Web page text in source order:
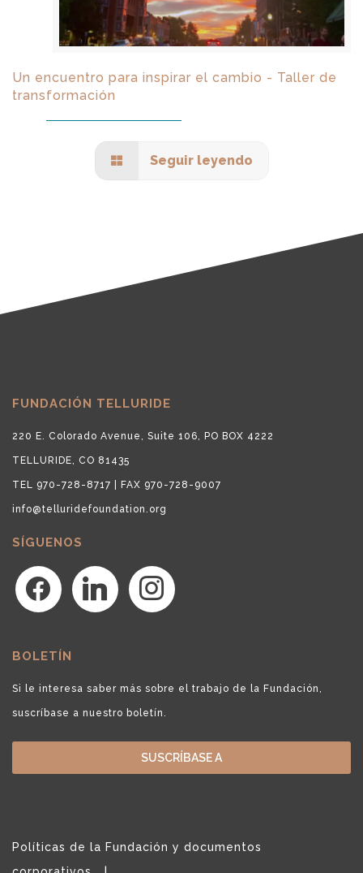
Un encuentro para inspirar el cambio - Taller de
transformación
Seguir leyendo
FUNDACIÓN TELLURIDE
220 E. Colorado Avenue, Suite 106, PO BOX 4222
TELLURIDE, CO 81435
TEL 970-728-8717 | FAX 970-728-9007
info@telluridefoundation.org
SÍGUENOS
facebook linkedin instagram
BOLETÍN
Si le interesa saber más sobre el trabajo de la Fundación,
suscríbase a nuestro boletín.
SUSCRÍBASE A
Políticas de la Fundación y documentos